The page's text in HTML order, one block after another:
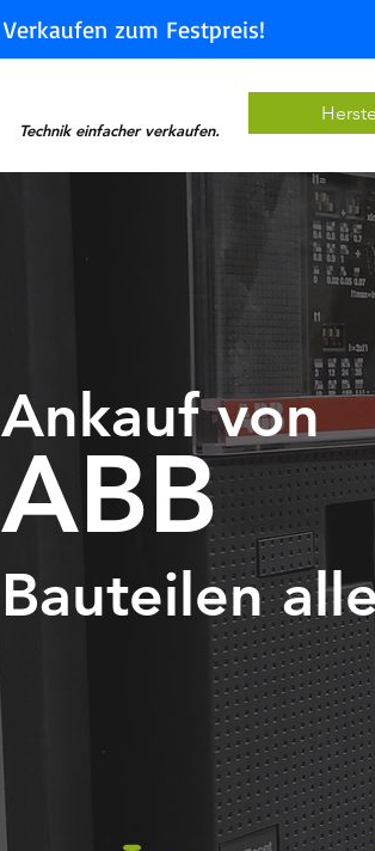
Verkaufen zum Festpreis!
Technik einfacher verkaufen.
Ankauf von
ABB
Bauteilen